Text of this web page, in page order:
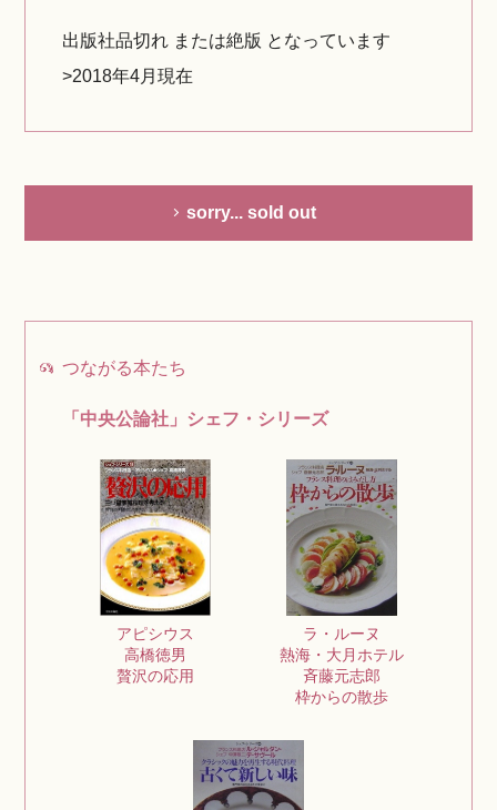
出版社品切れ または絶版 となっています
>2018年4月現在
sorry... sold out
つながる本たち
「中央公論社」シェフ・シリーズ
アピシウス
高橋徳男
贅沢の応用
ラ・ルーヌ
熱海・大月ホテル
斉藤元志郎
枠からの散歩